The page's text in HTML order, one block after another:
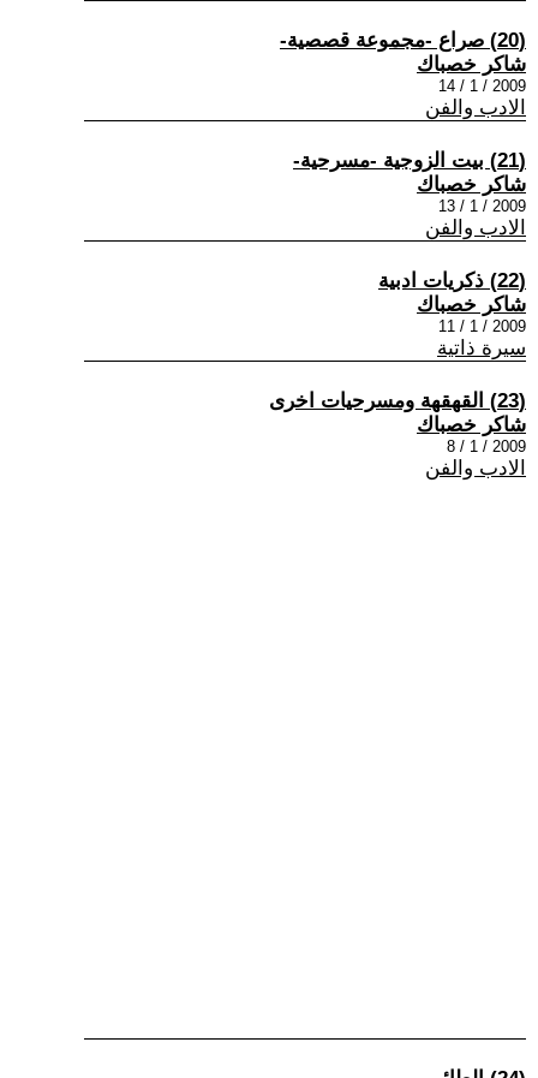
(20) صراع -مجموعة قصصية-
شاكر خصباك
2009 / 1 / 14
الادب والفن
(21) بيت الزوجية -مسرحية-
شاكر خصباك
2009 / 1 / 13
الادب والفن
(22) ذكريات ادبية
شاكر خصباك
2009 / 1 / 11
سيرة ذاتية
(23) القهقهة ومسرحيات اخرى
شاكر خصباك
2009 / 1 / 8
الادب والفن